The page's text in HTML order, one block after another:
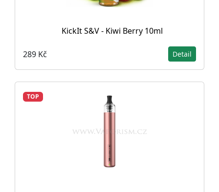
KickIt S&V - Kiwi Berry 10ml
289 Kč Detail
TOP